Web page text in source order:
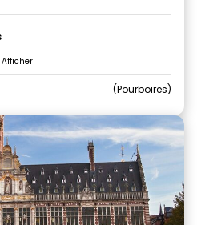
Pourboires